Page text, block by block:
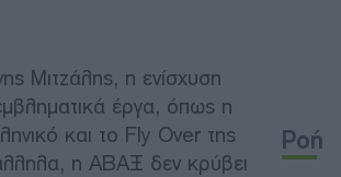
Μιτζάλης, η ενίσχυση
έργα, όπως η
και το Fly Over της
η ΑΒΑΞ δεν κρύβει
Ροή